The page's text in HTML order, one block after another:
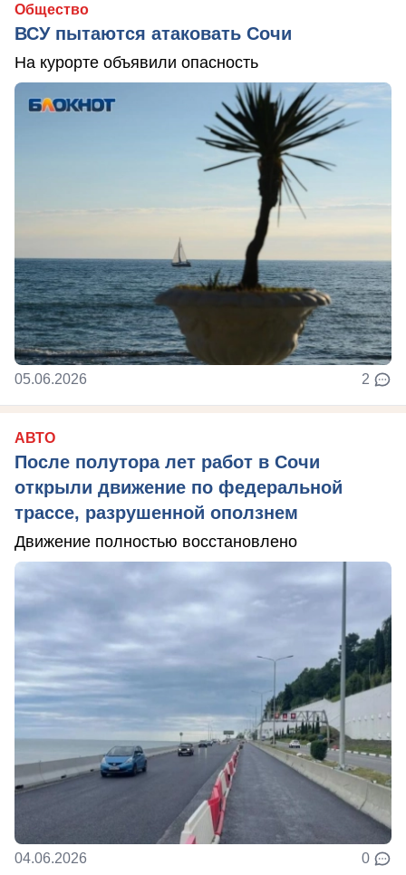
Общество
ВСУ пытаются атаковать Сочи
На курорте объявили опасность
05.06.2026 2
АВТО
После полутора лет работ в Сочи
открыли движение по федеральной
трассе, разрушенной оползнем
Движение полностью восстановлено
04.06.2026 0